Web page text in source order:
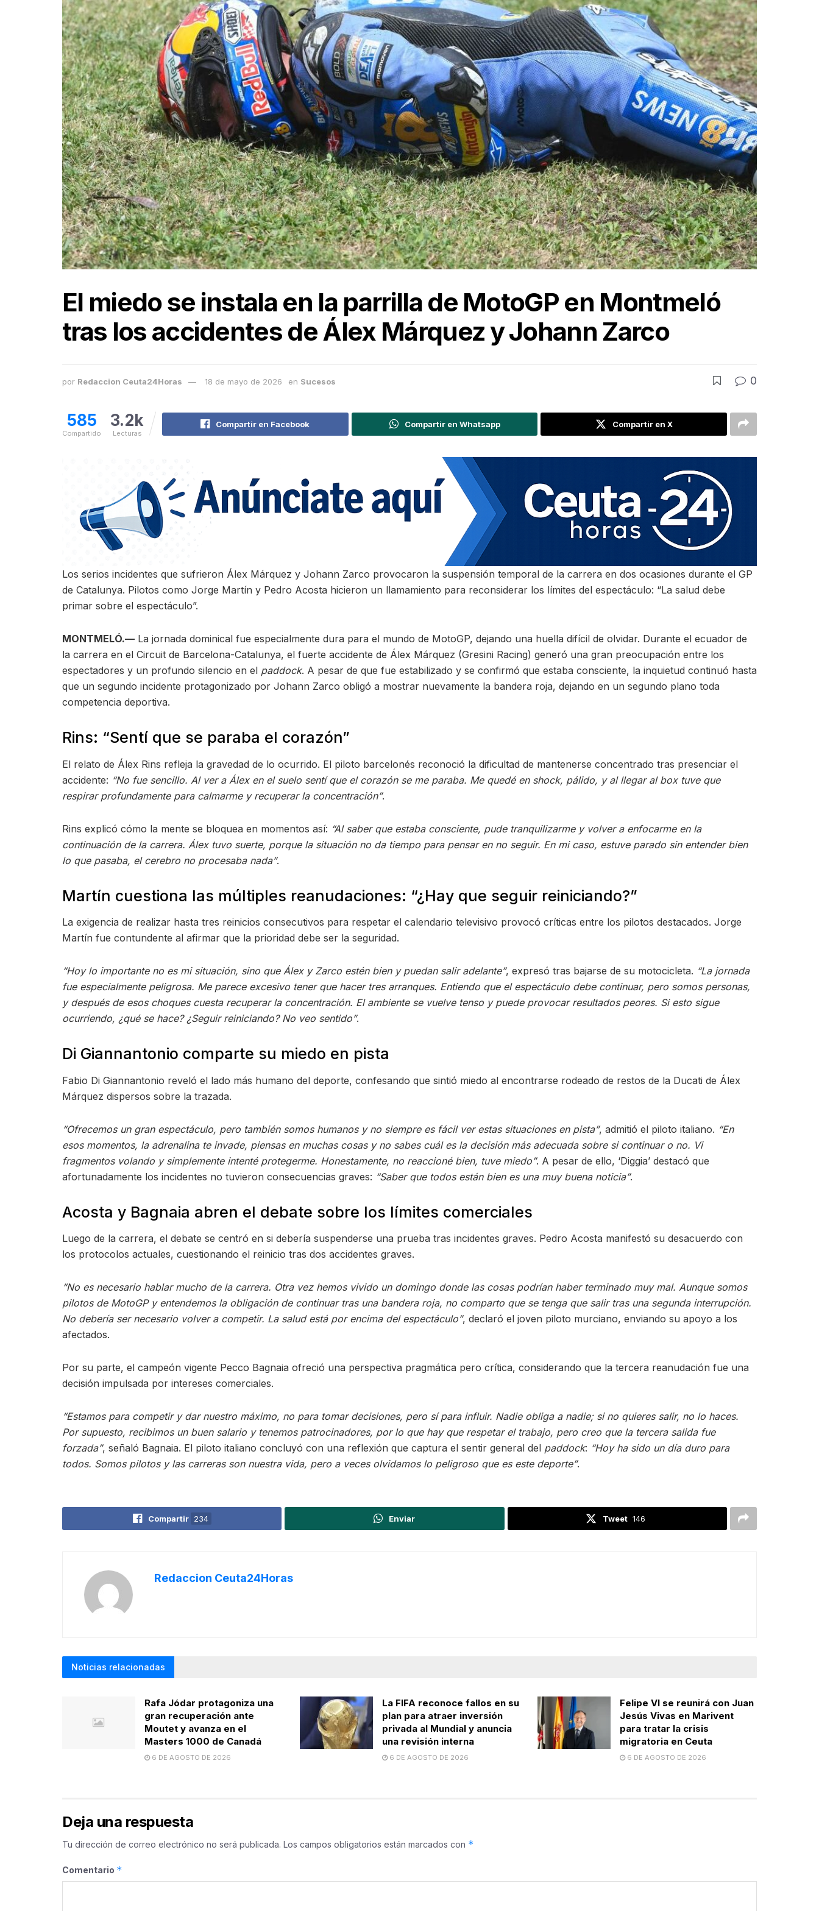
El miedo se instala en la parrilla de MotoGP en Montmeló
tras los accidentes de Álex Márquez y Johann Zarco
por Redaccion Ceuta24Horas 18 de mayo de 2026 en Sucesos 0
585
Compartido
3.2k
Lecturas
Compartir en Facebook Compartir en Whatsapp Compartir en X
Los serios incidentes que sufrieron Álex Márquez y Johann Zarco provocaron la suspensión temporal de la carrera en dos ocasiones durante el GP
de Catalunya. Pilotos como Jorge Martín y Pedro Acosta hicieron un llamamiento para reconsiderar los límites del espectáculo: “La salud debe
primar sobre el espectáculo”.
MONTMELÓ.— La jornada dominical fue especialmente dura para el mundo de MotoGP, dejando una huella difícil de olvidar. Durante el ecuador de
la carrera en el Circuit de Barcelona-Catalunya, el fuerte accidente de Álex Márquez (Gresini Racing) generó una gran preocupación entre los
espectadores y un profundo silencio en el paddock. A pesar de que fue estabilizado y se confirmó que estaba consciente, la inquietud continuó hasta
que un segundo incidente protagonizado por Johann Zarco obligó a mostrar nuevamente la bandera roja, dejando en un segundo plano toda
competencia deportiva.
Rins: “Sentí que se paraba el corazón”
El relato de Álex Rins refleja la gravedad de lo ocurrido. El piloto barcelonés reconoció la dificultad de mantenerse concentrado tras presenciar el
accidente: “No fue sencillo. Al ver a Álex en el suelo sentí que el corazón se me paraba. Me quedé en shock, pálido, y al llegar al box tuve que
respirar profundamente para calmarme y recuperar la concentración”.
Rins explicó cómo la mente se bloquea en momentos así: “Al saber que estaba consciente, pude tranquilizarme y volver a enfocarme en la
continuación de la carrera. Álex tuvo suerte, porque la situación no da tiempo para pensar en no seguir. En mi caso, estuve parado sin entender bien
lo que pasaba, el cerebro no procesaba nada”.
Martín cuestiona las múltiples reanudaciones: “¿Hay que seguir reiniciando?”
La exigencia de realizar hasta tres reinicios consecutivos para respetar el calendario televisivo provocó críticas entre los pilotos destacados. Jorge
Martín fue contundente al afirmar que la prioridad debe ser la seguridad.
“Hoy lo importante no es mi situación, sino que Álex y Zarco estén bien y puedan salir adelante”, expresó tras bajarse de su motocicleta. “La jornada
fue especialmente peligrosa. Me parece excesivo tener que hacer tres arranques. Entiendo que el espectáculo debe continuar, pero somos personas,
y después de esos choques cuesta recuperar la concentración. El ambiente se vuelve tenso y puede provocar resultados peores. Si esto sigue
ocurriendo, ¿qué se hace? ¿Seguir reiniciando? No veo sentido”.
Di Giannantonio comparte su miedo en pista
Fabio Di Giannantonio reveló el lado más humano del deporte, confesando que sintió miedo al encontrarse rodeado de restos de la Ducati de Álex
Márquez dispersos sobre la trazada.
“Ofrecemos un gran espectáculo, pero también somos humanos y no siempre es fácil ver estas situaciones en pista”, admitió el piloto italiano. “En
esos momentos, la adrenalina te invade, piensas en muchas cosas y no sabes cuál es la decisión más adecuada sobre si continuar o no. Vi
fragmentos volando y simplemente intenté protegerme. Honestamente, no reaccioné bien, tuve miedo”. A pesar de ello, ‘Diggia’ destacó que
afortunadamente los incidentes no tuvieron consecuencias graves: “Saber que todos están bien es una muy buena noticia”.
Acosta y Bagnaia abren el debate sobre los límites comerciales
Luego de la carrera, el debate se centró en si debería suspenderse una prueba tras incidentes graves. Pedro Acosta manifestó su desacuerdo con
los protocolos actuales, cuestionando el reinicio tras dos accidentes graves.
“No es necesario hablar mucho de la carrera. Otra vez hemos vivido un domingo donde las cosas podrían haber terminado muy mal. Aunque somos
pilotos de MotoGP y entendemos la obligación de continuar tras una bandera roja, no comparto que se tenga que salir tras una segunda interrupción.
No debería ser necesario volver a competir. La salud está por encima del espectáculo”, declaró el joven piloto murciano, enviando su apoyo a los
afectados.
Por su parte, el campeón vigente Pecco Bagnaia ofreció una perspectiva pragmática pero crítica, considerando que la tercera reanudación fue una
decisión impulsada por intereses comerciales.
“Estamos para competir y dar nuestro máximo, no para tomar decisiones, pero sí para influir. Nadie obliga a nadie; si no quieres salir, no lo haces.
Por supuesto, recibimos un buen salario y tenemos patrocinadores, por lo que hay que respetar el trabajo, pero creo que la tercera salida fue
forzada”, señaló Bagnaia. El piloto italiano concluyó con una reflexión que captura el sentir general del paddock: “Hoy ha sido un día duro para
todos. Somos pilotos y las carreras son nuestra vida, pero a veces olvidamos lo peligroso que es este deporte”.
Compartir 234 Enviar Tweet 146
Redaccion Ceuta24Horas
Noticias relacionadas
Rafa Jódar protagoniza una
gran recuperación ante
Moutet y avanza en el
Masters 1000 de Canadá
6 DE AGOSTO DE 2026
La FIFA reconoce fallos en su
plan para atraer inversión
privada al Mundial y anuncia
una revisión interna
6 DE AGOSTO DE 2026
Felipe VI se reunirá con Juan
Jesús Vivas en Marivent
para tratar la crisis
migratoria en Ceuta
6 DE AGOSTO DE 2026
Deja una respuesta
Tu dirección de correo electrónico no será publicada. Los campos obligatorios están marcados con *
Comentario *